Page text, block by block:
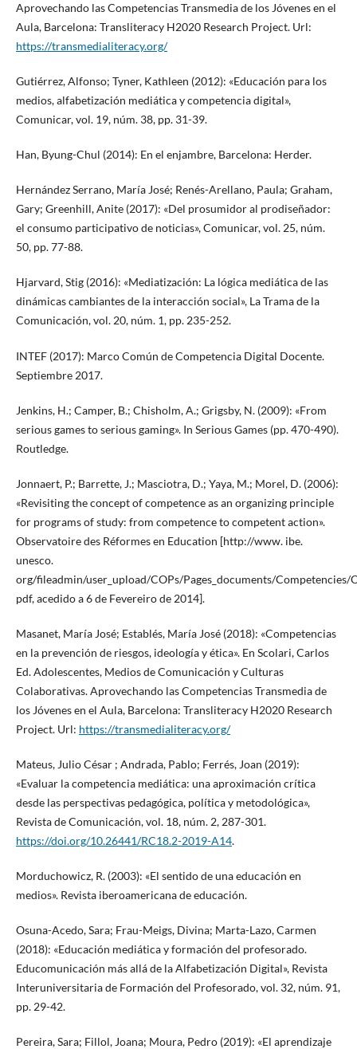
Aprovechando las Competencias Transmedia de los Jóvenes en el
Aula, Barcelona: Transliteracy H2020 Research Project. Url:
https://transmedialiteracy.org/
Gutiérrez, Alfonso; Tyner, Kathleen (2012): «Educación para los
medios, alfabetización mediática y competencia digital»,
Comunicar, vol. 19, núm. 38, pp. 31-39.
Han, Byung-Chul (2014): En el enjambre, Barcelona: Herder.
Hernández Serrano, María José; Renés-Arellano, Paula; Graham,
Gary; Greenhill, Anite (2017): «Del prosumidor al prodiseñador:
el consumo participativo de noticias», Comunicar, vol. 25, núm.
50, pp. 77-88.
Hjarvard, Stig (2016): «Mediatización: La lógica mediática de las
dinámicas cambiantes de la interacción social», La Trama de la
Comunicación, vol. 20, núm. 1, pp. 235-252.
INTEF (2017): Marco Común de Competencia Digital Docente.
Septiembre 2017.
Jenkins, H.; Camper, B.; Chisholm, A.; Grigsby, N. (2009): «From
serious games to serious gaming». In Serious Games (pp. 470-490).
Routledge.
Jonnaert, P.; Barrette, J.; Masciotra, D.; Yaya, M.; Morel, D. (2006):
«Revisiting the concept of competence as an organizing principle
for programs of study: from competence to competent action».
Observatoire des Réformes en Education [http://www. ibe.
unesco.
org/fileadmin/user_upload/COPs/Pages_documents/Competencies/
pdf, acedido a 6 de Fevereiro de 2014].
Masanet, María José; Establés, María José (2018): «Competencias
en la prevención de riesgos, ideología y ética». En Scolari, Carlos
Ed. Adolescentes, Medios de Comunicación y Culturas
Colaborativas. Aprovechando las Competencias Transmedia de
los Jóvenes en el Aula, Barcelona: Transliteracy H2020 Research
Project. Url: https://transmedialiteracy.org/
Mateus, Julio César ; Andrada, Pablo; Ferrés, Joan (2019):
«Evaluar la competencia mediática: una aproximación crítica
desde las perspectivas pedagógica, política y metodológica»,
Revista de Comunicación, vol. 18, núm. 2, 287-301.
https://doi.org/10.26441/RC18.2-2019-A14.
Morduchowicz, R. (2003): «El sentido de una educación en
medios». Revista iberoamericana de educación.
Osuna-Acedo, Sara; Frau-Meigs, Divina; Marta-Lazo, Carmen
(2018): «Educación mediática y formación del profesorado.
Educomunicación más allá de la Alfabetización Digital», Revista
Interuniversitaria de Formación del Profesorado, vol. 32, núm. 91,
pp. 29-42.
Pereira, Sara; Fillol, Joana; Moura, Pedro (2019): «El aprendizaje